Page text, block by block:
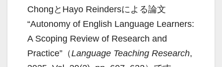
ChongとHayo Reindersによる論文
“Autonomy of English Language Learners:
A Scoping Review of Research and
Practice”（Language Teaching Research,